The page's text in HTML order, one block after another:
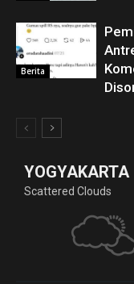
Berita
YOGYAKARTA
Scattered Clouds